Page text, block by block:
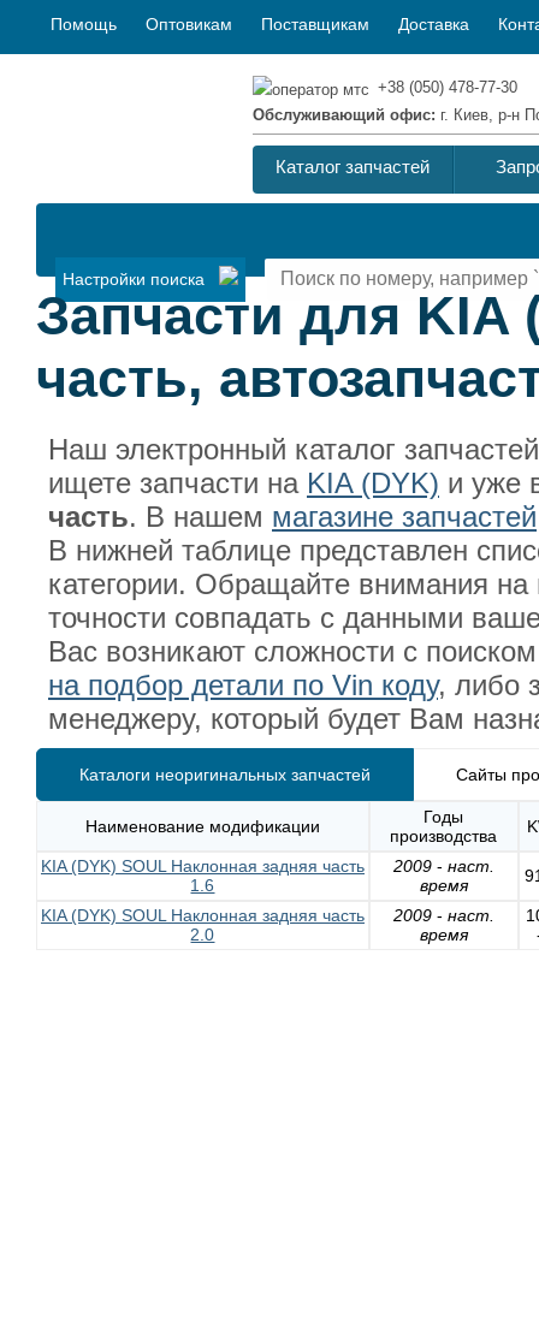
Помощь Оптовикам Поставщикам Доставка
+38 (050) 478-77-30
Обслуживающий офис: г. Киев, р-н
Каталог запчастей
Настройки поиска
Запчасти для KIA
часть,
Наш электронный каталог
ищете запчасти на KIA (DYK) и уже
часть. В нашем магазине запчастей
В нижней таблице представлен
категории. Обращайте внимания
точности совпадать с данными
Вас возникают сложности с
на подбор детали по Vin коду, либо
менеджеру, который будет Вам
Каталоги неоригинальных запчастей Сайты
Наименование модификации
Годы
производства
KIA (DYK) SOUL Наклонная задняя часть
1.6
2009 - наст.
время
KIA (DYK) SOUL Наклонная задняя часть
2.0
2009 - наст.
время